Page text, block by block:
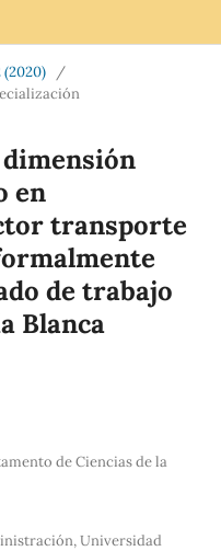
(2020)
/
en
transporte
de trabajo
Blanca
de Ciencias de la
Universidad